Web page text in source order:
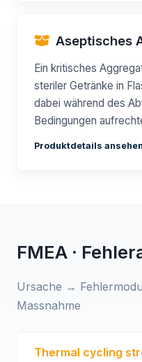
Aseptisches
Ein kritisches
steriler Getränke in
dabei während des
Bedingungen
Produktdetails
FMEA ·
Ursache →
Massnahme
Thermal cycling